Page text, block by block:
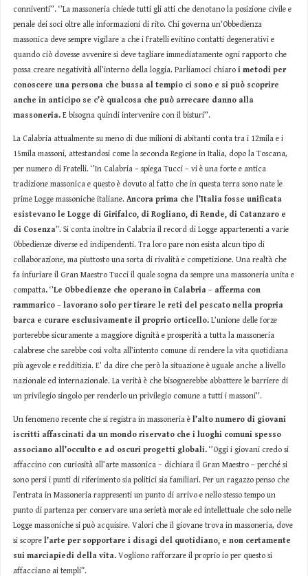
conniventi’’. ‘’La massoneria chiede tutti gli atti che denotano la posizione civile e
penale dei soci oltre alle informazioni di rito. Chi governa un’Obbedienza
massonica deve sempre vigilare a che i Fratelli evitino contatti degenerativi e
quando ciò dovesse avvenire si deve tagliare immediatamente ogni rapporto che
possa creare negatività all’interno della loggia. Parliamoci chiaro i metodi per
conoscere una persona che bussa al tempio ci sono e si può scoprire
anche in anticipo se c’è qualcosa che può arrecare danno alla
massoneria.E bisogna quindi intervenire con il bisturi’’.
La Calabria attualmente su meno di due milioni di abitanti conta tra i 12mila e i
15mila massoni, attestandosi come la seconda Regione in Italia, dopo la Toscana,
per numero di Fratelli. ‘’In Calabria – spiega Tucci – vi è una forte e antica
tradizione massonica e questo è dovuto al fatto che in questa terra sono nate le
prime Logge massoniche italiane. Ancora prima che l’Italia fosse unificata
esistevano le Logge di Girifalco, di Rogliano, di Rende, di Catanzaro e
di Cosenza”. Si conta inoltre in Calabria il record di Logge appartenenti a varie
Obbedienze diverse ed indipendenti. Tra loro pare non esista alcun tipo di
collaborazione, ma piuttosto una sorta di rivalità e competizione. Una realtà che
fa infuriare il Gran Maestro Tucci il quale sogna da sempre una massoneria unita e
compatta.‘’Le Obbedienze che operano in Calabria – afferma con
rammarico – lavorano solo per tirare le reti del pescato nella propria
barca e curare esclusivamente il proprio orticello.L’unione delle forze
porterebbe sicuramente a maggiore dignità e prosperità a tutta la massoneria
calabrese che sarebbe così volta all’intento comune di rendere la vita quotidiana
più agevole e redditizia. E’ da dire che però la situazione è uguale anche a livello
nazionale ed internazionale. La verità è che bisognerebbe abbattere le barriere di
un privilegio singolo per renderlo un privilegio comune a tutti i massoni’’.
Un fenomeno recente che si registra in massoneria è l’alto numero di giovani
iscritti affascinati da un mondo riservato che i luoghi comuni spesso
associano all’occulto e ad oscuri progetti globali.‘’Oggi i giovani credo si
affaccino con curiosità all’arte massonica – dichiara il Gran Maestro – perché si
sono persi i punti di riferimento sia politici sia familiari. Per un ragazzo penso che
l’entrata in Massoneria rappresenti un punto di arrivo e nello stesso tempo un
punto di partenza per conservare una serietà morale ed intellettuale che solo nelle
Logge massoniche si può acquisire. Valori che il giovane trova in massoneria, dove
si scopre l’arte per sopportare i disagi del quotidiano, e non certamente
sui marciapiedi della vita.Vogliono rafforzare il proprio io per questo si
affacciano ai templi”.